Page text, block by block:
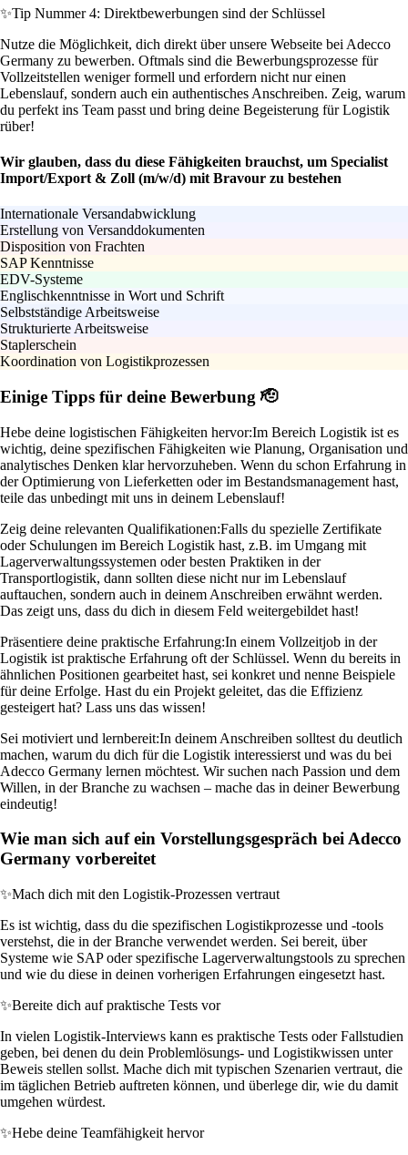
✨Tip Nummer 4: Direktbewerbungen sind der Schlüssel
Nutze die Möglichkeit, dich direkt über unsere Webseite bei Adecco
Germany zu bewerben. Oftmals sind die Bewerbungsprozesse für
Vollzeitstellen weniger formell und erfordern nicht nur einen
Lebenslauf, sondern auch ein authentisches Anschreiben. Zeig, warum
du perfekt ins Team passt und bring deine Begeisterung für Logistik
rüber!
Wir glauben, dass du diese Fähigkeiten brauchst, um Specialist
Import/Export & Zoll (m/w/d) mit Bravour zu bestehen
Internationale Versandabwicklung
Erstellung von Versanddokumenten
Disposition von Frachten
SAP Kenntnisse
EDV-Systeme
Englischkenntnisse in Wort und Schrift
Selbstständige Arbeitsweise
Strukturierte Arbeitsweise
Staplerschein
Koordination von Logistikprozessen
Einige Tipps für deine Bewerbung 🫡
Hebe deine logistischen Fähigkeiten hervor:Im Bereich Logistik ist es
wichtig, deine spezifischen Fähigkeiten wie Planung, Organisation und
analytisches Denken klar hervorzuheben. Wenn du schon Erfahrung in
der Optimierung von Lieferketten oder im Bestandsmanagement hast,
teile das unbedingt mit uns in deinem Lebenslauf!
Zeig deine relevanten Qualifikationen:Falls du spezielle Zertifikate
oder Schulungen im Bereich Logistik hast, z.B. im Umgang mit
Lagerverwaltungssystemen oder besten Praktiken in der
Transportlogistik, dann sollten diese nicht nur im Lebenslauf
auftauchen, sondern auch in deinem Anschreiben erwähnt werden.
Das zeigt uns, dass du dich in diesem Feld weitergebildet hast!
Präsentiere deine praktische Erfahrung:In einem Vollzeitjob in der
Logistik ist praktische Erfahrung oft der Schlüssel. Wenn du bereits in
ähnlichen Positionen gearbeitet hast, sei konkret und nenne Beispiele
für deine Erfolge. Hast du ein Projekt geleitet, das die Effizienz
gesteigert hat? Lass uns das wissen!
Sei motiviert und lernbereit:In deinem Anschreiben solltest du deutlich
machen, warum du dich für die Logistik interessierst und was du bei
Adecco Germany lernen möchtest. Wir suchen nach Passion und dem
Willen, in der Branche zu wachsen – mache das in deiner Bewerbung
eindeutig!
Wie man sich auf ein Vorstellungsgespräch bei Adecco
Germany vorbereitet
✨Mach dich mit den Logistik-Prozessen vertraut
Es ist wichtig, dass du die spezifischen Logistikprozesse und -tools
verstehst, die in der Branche verwendet werden. Sei bereit, über
Systeme wie SAP oder spezifische Lagerverwaltungstools zu sprechen
und wie du diese in deinen vorherigen Erfahrungen eingesetzt hast.
✨Bereite dich auf praktische Tests vor
In vielen Logistik-Interviews kann es praktische Tests oder Fallstudien
geben, bei denen du dein Problemlösungs- und Logistikwissen unter
Beweis stellen sollst. Mache dich mit typischen Szenarien vertraut, die
im täglichen Betrieb auftreten können, und überlege dir, wie du damit
umgehen würdest.
✨Hebe deine Teamfähigkeit hervor